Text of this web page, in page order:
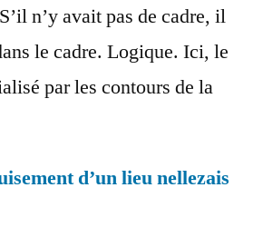
n’y avait pas de cadre, il
le cadre. Logique. Ici, le
par les contours de la
d’un lieu nellezais